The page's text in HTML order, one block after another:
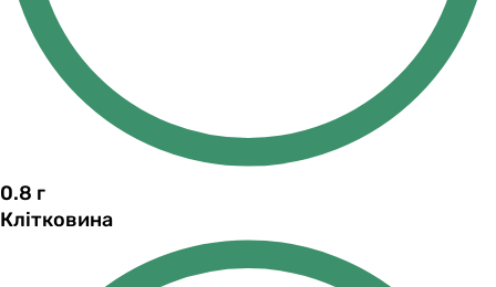
0.8 г
Клітковина